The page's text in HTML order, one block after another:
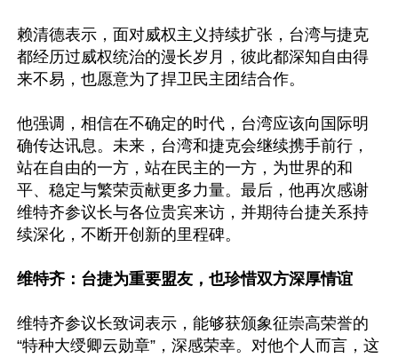
赖清德表示，面对威权主义持续扩张，台湾与捷克
都经历过威权统治的漫长岁月，彼此都深知自由得
来不易，也愿意为了捍卫民主团结合作。
他强调，相信在不确定的时代，台湾应该向国际明
确传达讯息。未来，台湾和捷克会继续携手前行，
站在自由的一方，站在民主的一方，为世界的和
平、稳定与繁荣贡献更多力量。最后，他再次感谢
维特齐参议长与各位贵宾来访，并期待台捷关系持
续深化，不断开创新的里程碑。
维特齐：台捷为重要盟友，也珍惜双方深厚情谊
维特齐参议长致词表示，能够获颁象征崇高荣誉的
“特种大绶卿云勋章”，深感荣幸。对他个人而言，这